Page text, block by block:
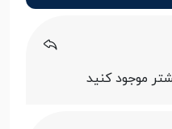
موجود کنید